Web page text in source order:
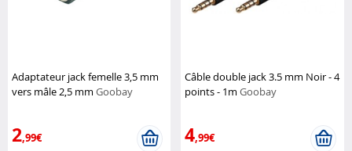
Adaptateur jack femelle 3,5 mm
vers mâle 2,5 mm Goobay
2,99€
Câble double jack 3.5 mm Noir - 4
points - 1mGoobay
4,99€